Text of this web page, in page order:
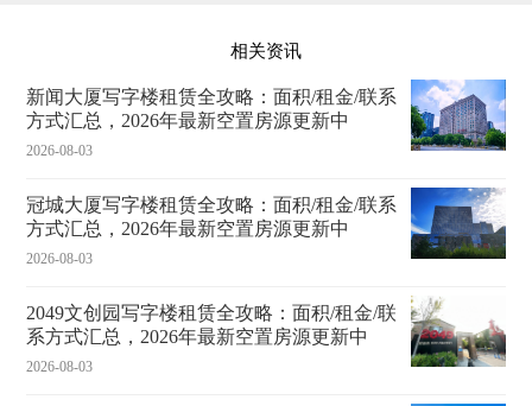
相关资讯
新闻大厦写字楼租赁全攻略：面积/租金/联系
方式汇总，2026年最新空置房源更新中
2026-08-03
冠城大厦写字楼租赁全攻略：面积/租金/联系
方式汇总，2026年最新空置房源更新中
2026-08-03
2049文创园写字楼租赁全攻略：面积/租金/联
系方式汇总，2026年最新空置房源更新中
2026-08-03